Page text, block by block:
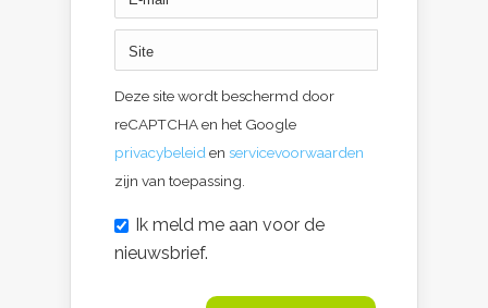
Deze site wordt beschermd door
reCAPTCHA en het Google
privacybeleid en servicevoorwaarden
zijn van toepassing.
Ik meld me aan voor de
nieuwsbrief.